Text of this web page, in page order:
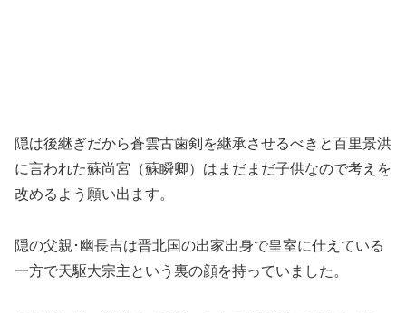
隠は後継ぎだから蒼雲古歯剣を継承させるべきと百里景洪
に言われた蘇尚宮（蘇瞬卿）はまだまだ子供なので考えを
改めるよう願い出ます。
隠の父親･幽長吉は晋北国の出家出身で皇室に仕えている
一方で天駆大宗主という裏の顔を持っていました。